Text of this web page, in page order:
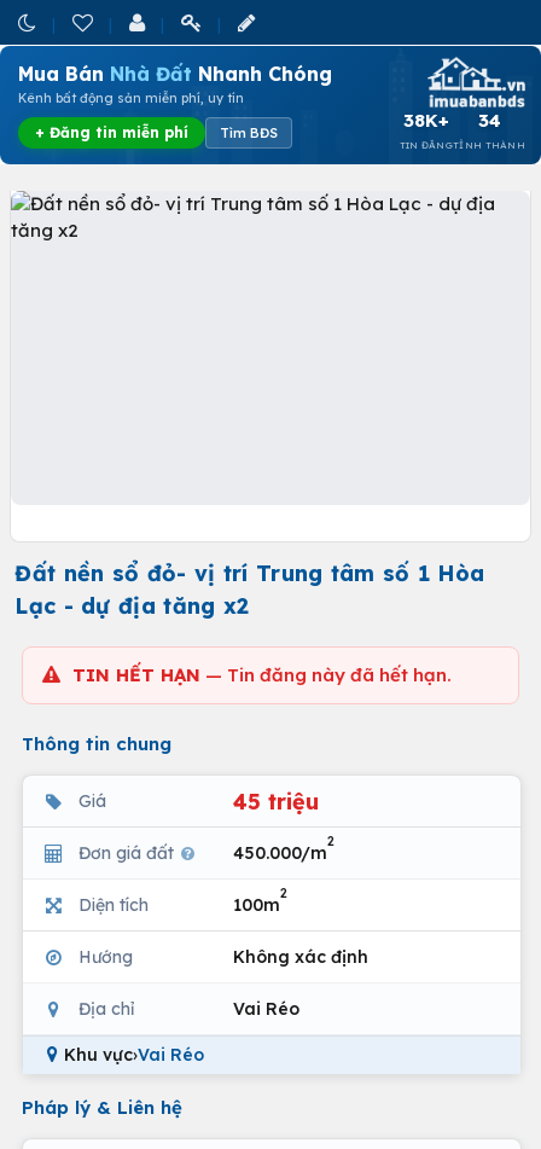
Mua Bán Nhà Đất Nhanh Chóng
Kênh bất động sản miễn phí, uy tín
+ Đăng tin miễn phí Tìm BĐS
38K+
TIN ĐĂNG
34
TỈNH THÀNH
Đất nền sổ đỏ- vị trí Trung tâm số 1 Hòa
Lạc - dự địa tăng x2
TIN HẾT HẠN — Tin đăng này đã hết hạn.
Thông tin chung
Giá 45 triệu
Đơn giá đất 450.000/m
2
Diện tích 100m
2
Hướng Không xác định
Địa chỉ Vai Réo
Khu vực›Vai Réo
Pháp lý & Liên hệ